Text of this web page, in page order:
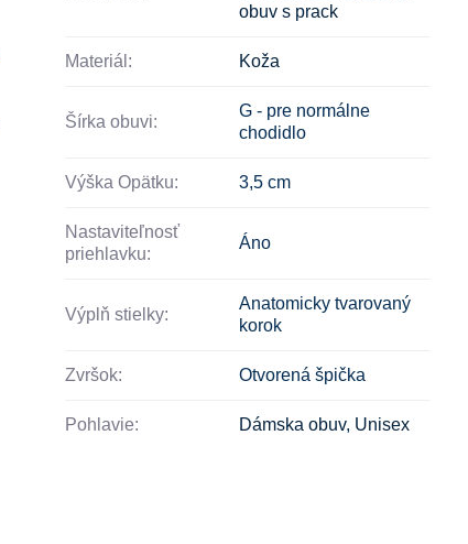
obuv s prack
Materiál: Koža
Šírka obuvi:
G - pre normálne
chodidlo
Výška Opätku: 3,5 cm
Nastaviteľnosť
priehlavku:
Áno
Výplň stielky:
Anatomicky tvarovaný
korok
Zvršok: Otvorená špička
Pohlavie: Dámska obuv, Unisex